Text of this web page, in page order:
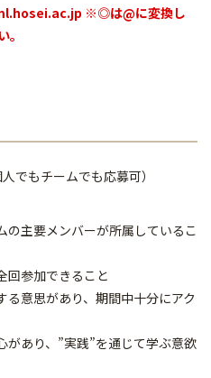
※◎は@に変換し
でもチームでも応募可）
の主要メンバーが所属しているこ
回参加できること
る意思があり、期間中十分にアク
があり、”実践”を通じて学ぶ意欲